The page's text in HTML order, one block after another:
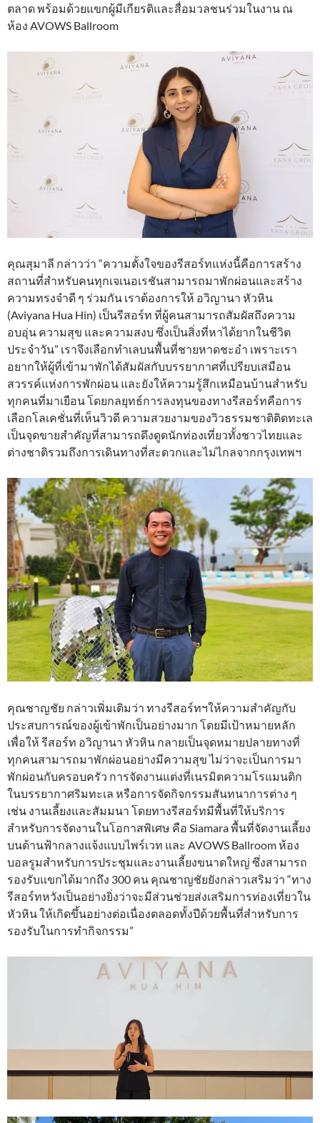
ตลาด พร้อมด้วยแขกผู้มีเกียรติและสื่อมวลชนร่วมในงาน ณ
ห้อง AVOWS Ballroom
คุณสุมาลี กล่าวว่า “ความตั้งใจของรีสอร์ทแห่งนี้คือการสร้าง
สถานที่สำหรับคนทุกเจเนอเรชันสามารถมาพักผ่อนและสร้าง
ความทรงจำดี ๆ ร่วมกัน เราต้องการให้ อวิญานา หัวหิน
(Aviyana Hua Hin) เป็นรีสอร์ท ที่ผู้คนสามารถสัมผัสถึงความ
อบอุ่น ความสุข และความสงบ ซึ่งเป็นสิ่งที่หาได้ยากในชีวิต
ประจำวัน” เราจึงเลือกทำเลบนพื้นที่ชายหาดชะอำ เพราะเรา
อยากให้ผู้ที่เข้ามาพักได้สัมผัสกับบรรยากาศที่เปรียบเสมือน
สวรรค์แห่งการพักผ่อน และยังให้ความรู้สึกเหมือนบ้านสำหรับ
ทุกคนที่มาเยือน โดยกลยุทธ์การลงทุนของทางรีสอร์ทคือการ
เลือกโลเคชั่นที่เห็นวิวดี ความสวยงามของวิวธรรมชาติติดทะเล
เป็นจุดขายสำคัญที่สามารถดึงดูดนักท่องเที่ยวทั้งชาวไทยและ
ต่างชาติรวมถึงการเดินทางที่สะดวกและไม่ไกลจากกรุงเทพฯ
คุณชาญชัย กล่าวเพิ่มเติมว่า ทางรีสอร์ทฯให้ความสำคัญกับ
ประสบการณ์ของผู้เข้าพักเป็นอย่างมาก โดยมีเป้าหมายหลัก
เพื่อให้ รีสอร์ท อวิญานา หัวหิน กลายเป็นจุดหมายปลายทางที่
ทุกคนสามารถมาพักผ่อนอย่างมีความสุข ไม่ว่าจะเป็นการมา
พักผ่อนกับครอบครัว การจัดงานแต่งที่เนรมิตความโรแมนติก
ในบรรยากาศริมทะเล หรือการจัดกิจกรรมสันทนาการต่าง ๆ
เช่น งานเลี้ยงและสัมมนา โดยทางรีสอร์ทมีพื้นที่ให้บริการ
สำหรับการจัดงานในโอกาสพิเศษ คือ Siamara พื้นที่จัดงานเลี้ยง
บนด้านฟ้ากลางแจ้งแบบไพร์เวท และ AVOWS Ballroom ห้อง
บอลรูมสำหรับการประชุมและงานเลี้ยงขนาดใหญ่ ซึ่งสามารถ
รองรับแขกได้มากถึง 300 คน คุณชาญชัยยังกล่าวเสริมว่า “ทาง
รีสอร์ทหวังเป็นอย่างยิ่งว่าจะมีส่วนช่วยส่งเสริมการท่องเที่ยวใน
หัวหิน ให้เกิดขึ้นอย่างต่อเนื่องตลอดทั้งปีด้วยพื้นที่สำหรับการ
รองรับในการทำกิจกรรม”